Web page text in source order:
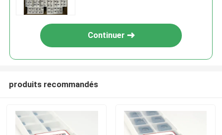
Continuer
produits recommandés